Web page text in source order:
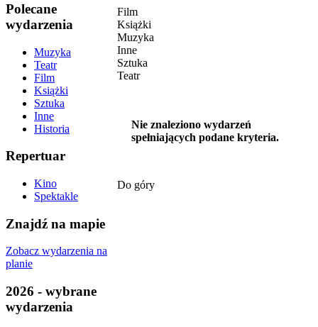
Polecane
wydarzenia
Muzyka
Teatr
Film
Książki
Sztuka
Inne
Historia
Repertuar
Kino
Spektakle
Znajdź na mapie
Zobacz wydarzenia na
planie
2026 - wybrane
wydarzenia
Film
Książki
Muzyka
Inne
Sztuka
Teatr
Nie znaleziono wydarzeń
spełniających podane kryteria.
Do góry